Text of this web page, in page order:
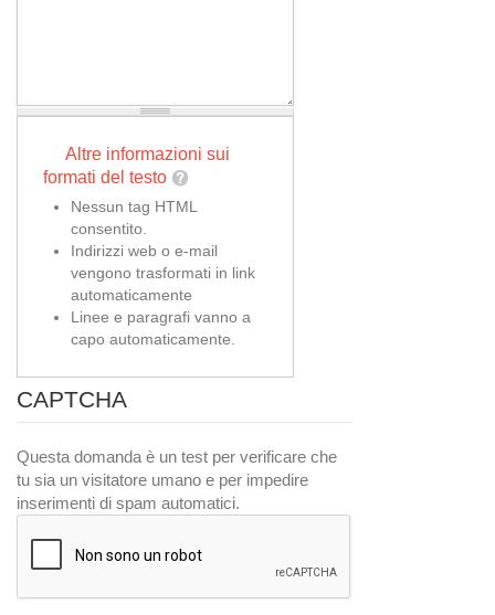
Altre informazioni sui
formati del testo
Nessun tag HTML
consentito.
Indirizzi web o e-mail
vengono trasformati in link
automaticamente
Linee e paragrafi vanno a
capo automaticamente.
CAPTCHA
Questa domanda è un test per verificare che
tu sia un visitatore umano e per impedire
inserimenti di spam automatici.